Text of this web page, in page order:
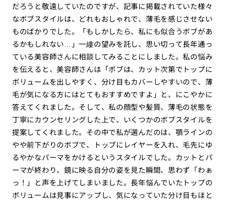
だろうと敬遠していたのですが、記事に掲載されていた様々
なボブスタイルは、どれもおしゃれで、薄毛を感じさせない
ものばかりでした。「もしかしたら、私にも似合うボブがあ
るかもしれない…」一縷の望みを託し、思い切って長年通っ
ている美容師さんに相談してみることにしました。私の悩み
を伝えると、美容師さんは「ボブは、カット次第でトップに
ボリュームを出しやすく、分け目もカバーしやすいので、薄
毛が気になる方にはとてもおすすめですよ」と、にこやかに
答えてくれました。そして、私の顔型や髪質、薄毛の状態を
丁寧にカウンセリングした上で、いくつかのボブスタイルを
提案してくれました。その中で私が選んだのは、顎ラインの
やや前下がりのボブで、トップにレイヤーを入れ、毛先にゆ
るやかなパーマをかけるというスタイルでした。カットとパ
ーマが終わり、鏡に映る自分の姿を見た瞬間、思わず「わぁ
っ！」と声を上げてしまいました。長年悩んでいたトップの
ボリュームは見事にアップし、気になっていた分け目もほと